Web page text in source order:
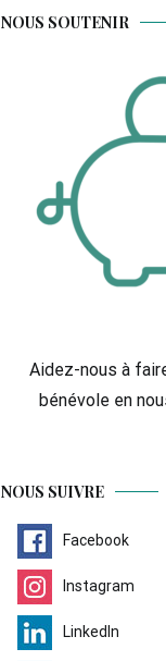
NOUS SOUTENIR
Aidez-nous à
bénévole en
NOUS SUIVRE
Facebook
Instagram
LinkedIn